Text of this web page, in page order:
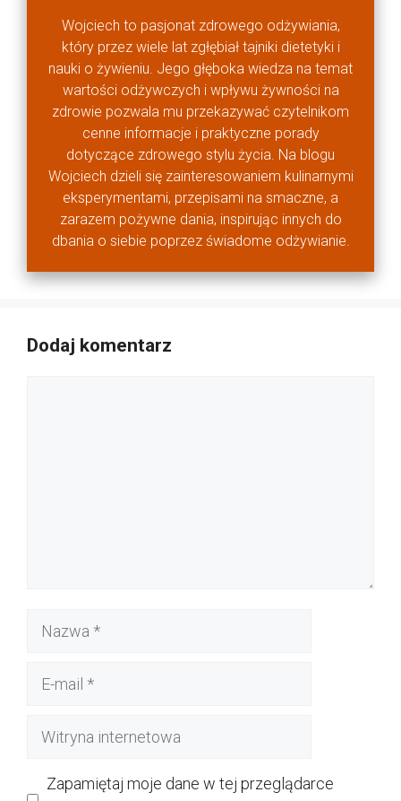
Wojciech to pasjonat zdrowego odżywiania,
który przez wiele lat zgłębiał tajniki dietetyki i
nauki o żywieniu. Jego głęboka wiedza na temat
wartości odżywczych i wpływu żywności na
zdrowie pozwala mu przekazywać czytelnikom
cenne informacje i praktyczne porady
dotyczące zdrowego stylu życia. Na blogu
Wojciech dzieli się zainteresowaniem kulinarnymi
eksperymentami, przepisami na smaczne, a
zarazem pożywne dania, inspirując innych do
dbania o siebie poprzez świadome odżywianie.
Dodaj komentarz
Nazwa
Witryna
Zapamiętaj moje dane w tej przeglądarce